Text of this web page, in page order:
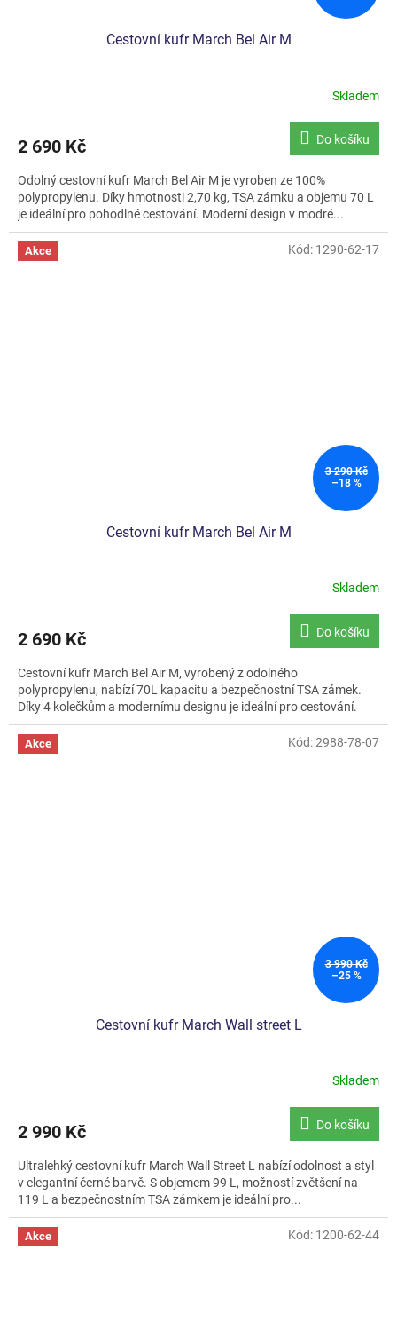
Cestovní kufr March Bel Air M
Skladem
2 690 Kč Do košíku
Odolný cestovní kufr March Bel Air M je vyroben ze 100%
polypropylenu. Díky hmotnosti 2,70 kg, TSA zámku a objemu 70 L
je ideální pro pohodlné cestování. Moderní design v modré...
Akce
3 290 Kč
–18 %
Cestovní kufr March Bel Air M
Skladem
2 690 Kč Do košíku
Cestovní kufr March Bel Air M, vyrobený z odolného
polypropylenu, nabízí 70L kapacitu a bezpečnostní TSA zámek.
Díky 4 kolečkům a modernímu designu je ideální pro cestování.
Kód: 1290-62-17
Akce
3 990 Kč
–25 %
Cestovní kufr March Wall street L
Skladem
2 990 Kč Do košíku
Ultralehký cestovní kufr March Wall Street L nabízí odolnost a styl
v elegantní černé barvě. S objemem 99 L, možností zvětšení na
119 L a bezpečnostním TSA zámkem je ideální pro...
Kód:2988-78-07
Akce Kód: 1200-62-44